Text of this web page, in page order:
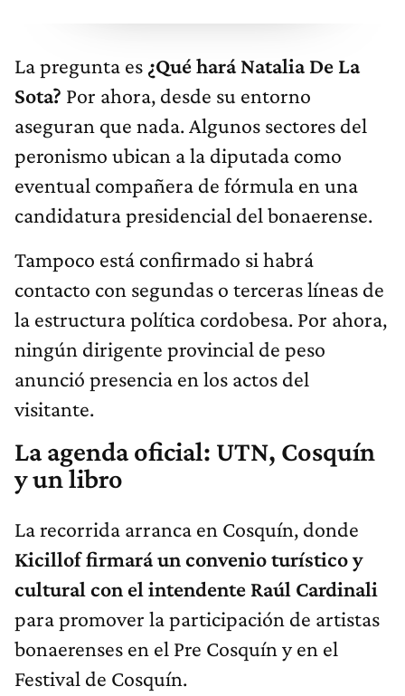
La pregunta es ¿Qué hará Natalia De La
Sota? Por ahora, desde su entorno
aseguran que nada. Algunos sectores del
peronismo ubican a la diputada como
eventual compañera de fórmula en una
candidatura presidencial del bonaerense.
Tampoco está confirmado si habrá
contacto con segundas o terceras líneas de
la estructura política cordobesa. Por ahora,
ningún dirigente provincial de peso
anunció presencia en los actos del
visitante.
La agenda oficial: UTN, Cosquín
y un libro
La recorrida arranca en Cosquín, donde
Kicillof firmará un convenio turístico y
cultural con el intendente Raúl Cardinali
para promover la participación de artistas
bonaerenses en el Pre Cosquín y en el
Festival de Cosquín.